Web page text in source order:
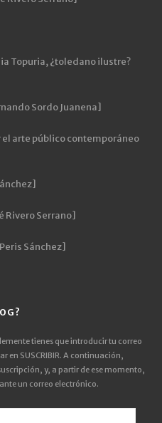
Topuria, ¿toledano ilustre?
Sordo Juanena]
el arte público contemporáneo
Rivero Serrano]
Sánchez]
tienes que introducir tu correo
en SUSCRIBIR. A continuación,
y, a partir de ese momento,
un correo electrónico.